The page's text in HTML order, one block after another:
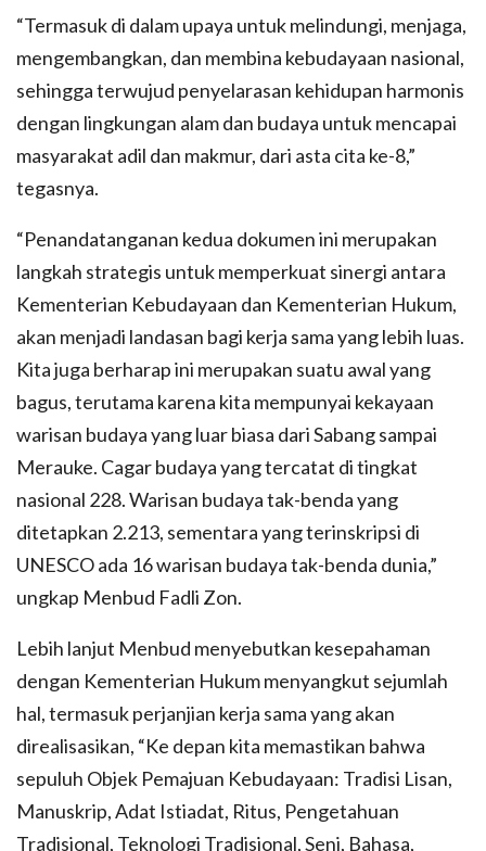
“Termasuk di dalam upaya untuk melindungi, menjaga,
mengembangkan, dan membina kebudayaan nasional,
sehingga terwujud penyelarasan kehidupan harmonis
dengan lingkungan alam dan budaya untuk mencapai
masyarakat adil dan makmur, dari asta cita ke-8,”
tegasnya.
“Penandatanganan kedua dokumen ini merupakan
langkah strategis untuk memperkuat sinergi antara
Kementerian Kebudayaan dan Kementerian Hukum,
akan menjadi landasan bagi kerja sama yang lebih luas.
Kita juga berharap ini merupakan suatu awal yang
bagus, terutama karena kita mempunyai kekayaan
warisan budaya yang luar biasa dari Sabang sampai
Merauke. Cagar budaya yang tercatat di tingkat
nasional 228. Warisan budaya tak-benda yang
ditetapkan 2.213, sementara yang terinskripsi di
UNESCO ada 16 warisan budaya tak-benda dunia,”
ungkap Menbud Fadli Zon.
Lebih lanjut Menbud menyebutkan kesepahaman
dengan Kementerian Hukum menyangkut sejumlah
hal, termasuk perjanjian kerja sama yang akan
direalisasikan, “Ke depan kita memastikan bahwa
sepuluh Objek Pemajuan Kebudayaan: Tradisi Lisan,
Manuskrip, Adat Istiadat, Ritus, Pengetahuan
Tradisional, Teknologi Tradisional, Seni, Bahasa,